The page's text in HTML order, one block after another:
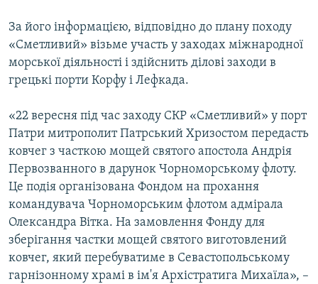
За його інформацією, відповідно до плану походу
«Сметливий» візьме участь у заходах міжнародної
морської діяльності і здійснить ділові заходи в
грецькі порти Корфу і Лефкада.
«22 вересня під час заходу СКР «Сметливий» у порт
Патри митрополит Патрський Хризостом передасть
ковчег з часткою мощей святого апостола Андрія
Первозванного в дарунок Чорноморському флоту.
Це подія організована Фондом на прохання
командувача Чорноморським флотом адмірала
Олександра Вітка. На замовлення Фонду для
зберігання частки мощей святого виготовлений
ковчег, який перебуватиме в Севастопольському
гарнізонному храмі в ім'я Архістратига Михаїла», –